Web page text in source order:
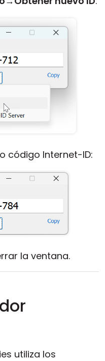
código Internet-ID:
la ventana.
utiliza los